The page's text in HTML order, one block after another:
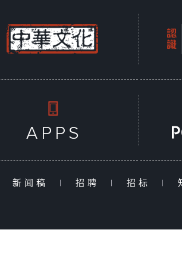
新闻稿 | 招聘 | 招标 |